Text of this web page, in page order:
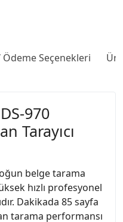
Ödeme Seçenekleri
970
Tarayıcı
belge tarama
hızlı profesyonel
Dakikada 85 sayfa
tarama performansı